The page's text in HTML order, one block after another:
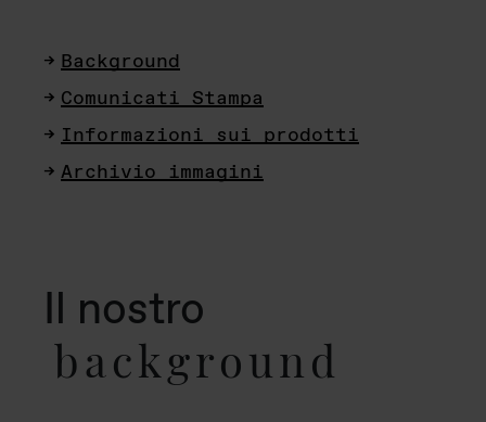
Background
Comunicati Stampa
Informazioni sui prodotti
Archivio immagini
Il nostro
background